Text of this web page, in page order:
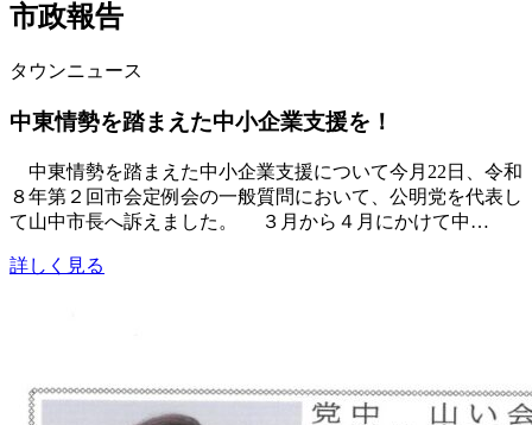
市政報告
タウンニュース
中東情勢を踏まえた中小企業支援を！
中東情勢を踏まえた中小企業支援について今月22日、令和
８年第２回市会定例会の一般質問において、公明党を代表し
て山中市長へ訴えました。 ３月から４月にかけて中…
詳しく見る